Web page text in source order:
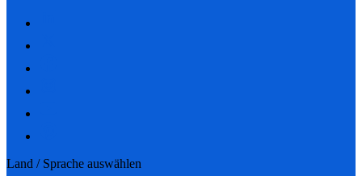
Land / Sprache auswählen